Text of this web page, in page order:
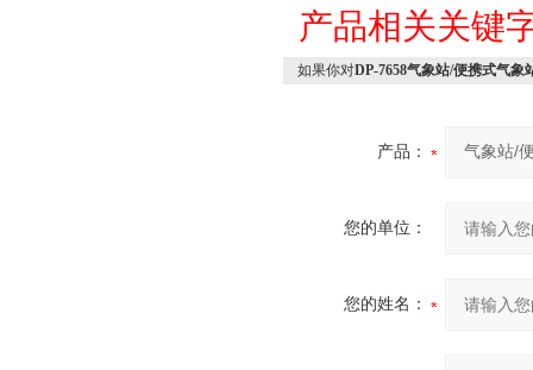
产品相关关键
如果你对DP-7658气象站/便携式气象
产品：
您的单位：
您的姓名：